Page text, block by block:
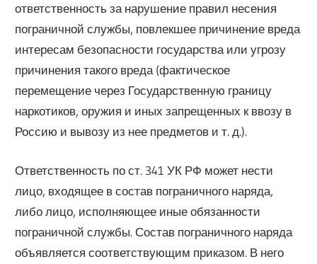
ответственность за нарушение правил несения
пограничной службы, повлекшее причинение вреда
интересам безопасности государства или угрозу
причинения такого вреда (фактическое
перемещение через Государственную границу
наркотиков, оружия и иных запрещенных к ввозу в
Россию и вывозу из нее предметов и т. д.).
Ответственность по ст. 341 УК РФ может нести
лицо, входящее в состав пограничного наряда,
либо лицо, исполняющее иные обязанности
пограничной службы. Состав пограничного наряда
объявляется соответствующим приказом. В него